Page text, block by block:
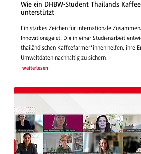
Wie ein DHBW-Student Thailands
unterstützt
Ein starkes Zeichen für internationale
Innovationsgeist: Die in einer Studienarbeit
thailändischen Kaffeefarmer*innen helfen, ihre
Umweltdaten nachhaltig zu sichern.
weiterlesen